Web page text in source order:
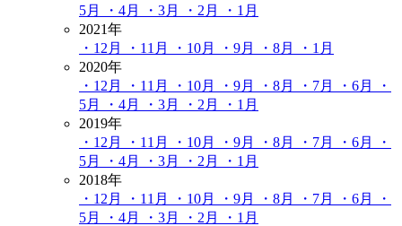
5月
・4月 ・3月 ・2月
・1月
2021年
・12月
・11月 ・10月 ・9月 ・8月
・1月
2020年
・12月
・11月 ・10月 ・9月 ・8月 ・7月 ・6月
・
5月
・4月 ・3月 ・2月
・1月
2019年
・12月
・11月 ・10月 ・9月 ・8月 ・7月 ・6月
・
5月
・4月 ・3月 ・2月
・1月
2018年
・12月
・11月 ・10月 ・9月 ・8月 ・7月 ・6月
・
5月
・4月 ・3月 ・2月
・1月